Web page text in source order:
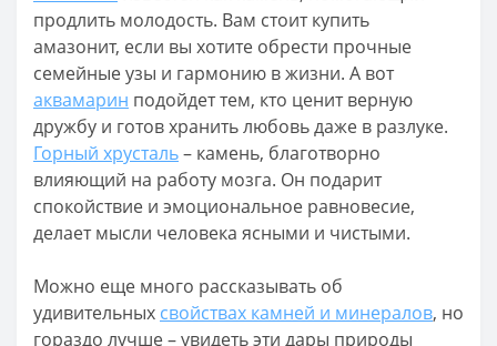
продлить молодость. Вам стоит купить
амазонит, если вы хотите обрести прочные
семейные узы и гармонию в жизни. А вот
аквамарин подойдет тем, кто ценит верную
дружбу и готов хранить любовь даже в разлуке.
Горный хрусталь– камень, благотворно
влияющий на работу мозга. Он подарит
спокойствие и эмоциональное равновесие,
делает мысли человека ясными и чистыми.
Можно еще много рассказывать об
удивительных свойствах камней и минералов, но
гораздо лучше – увидеть эти дары природы